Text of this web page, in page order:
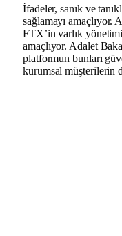
İfadeler, sanık ve
sağlamayı amaçlıyor.
FTX’in varlık
amaçlıyor. Adalet
platformun bunları
kurumsal müşterilerin